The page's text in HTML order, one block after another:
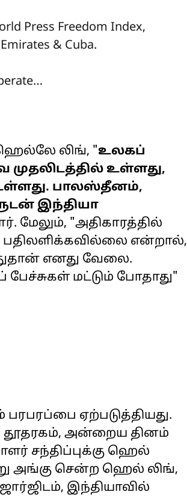
Press Freedom Index,
& Cuba.
லிங், "உலகப்
முதலிடத்தில் உள்ளது,
பாலஸ்தீனம்,
இந்தியா
மேலும், "அதிகாரத்தில்
பதிலளிக்கவில்லை என்றால்,
எனது வேலை.
மட்டும் போதாது"
ஏற்படுத்தியது.
தூதரகம், அன்றைய தினம்
சந்திப்புக்கு ஹெல்
அங்கு சென்ற ஹெல் லிங்,
இந்தியாவில்